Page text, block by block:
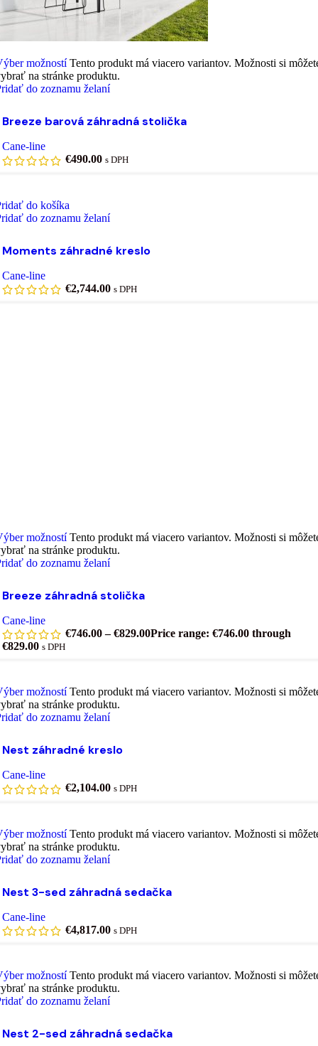
možností Tento produkt má viacero variantov. Možnosti si
na stránke produktu.
do zoznamu želaní
Breeze barová záhradná stolička
Cane-line
€490.00 s DPH
do košíka
do zoznamu želaní
Moments záhradné kreslo
Cane-line
€2,744.00 s DPH
možností Tento produkt má viacero variantov. Možnosti si
na stránke produktu.
do zoznamu želaní
Breeze záhradná stolička
Cane-line
€746.00 – €829.00Price range: €746.00 through
€829.00 s DPH
možností Tento produkt má viacero variantov. Možnosti si
na stránke produktu.
do zoznamu želaní
Nest záhradné kreslo
Cane-line
€2,104.00 s DPH
možností Tento produkt má viacero variantov. Možnosti si
na stránke produktu.
do zoznamu želaní
Nest 3-sed záhradná sedačka
Cane-line
€4,817.00 s DPH
možností Tento produkt má viacero variantov. Možnosti si
na stránke produktu.
do zoznamu želaní
Nest 2-sed záhradná sedačka